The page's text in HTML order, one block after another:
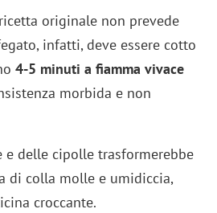
originale non prevede
infatti, deve essere cotto
4-5 minuti a fiamma vivace
morbida e non
e delle cipolle trasformerebbe
di colla molle e umidiccia,
croccante.